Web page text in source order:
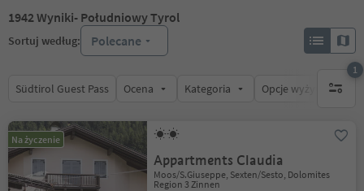
1942Wyniki- Południowy Tyrol
Sortuj według: Polecane
Südtirol Guest Pass Ocena Kategoria Opcje wyżywienia
1
1
Na życzenie
Appartments Claudia
Moos/S.Giuseppe, Sexten/Sesto, Dolomites
Region 3 Zinnen